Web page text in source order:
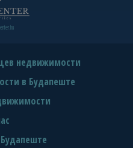
недвижимости
в Будапеште